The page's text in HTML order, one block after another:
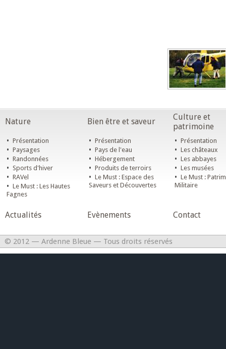
Nature Bien être et saveur
Culture et
patrimoine
• Présentation
• Paysages
• Randonnées
• Sports d'hiver
• RAVel
• Le Must : Les Hautes
Fagnes
• Présentation
• Pays de l'eau
• Hébergement
• Produits de terroirs
• Le Must : Espace des
Saveurs et Découvertes
• Présentation
• Les châteaux
• Les abbayes
• Les musées
• Le Must :
Militaire
Actualités Evènements Contact
© 2012 — Ardenne Bleue — Tous droits réservés